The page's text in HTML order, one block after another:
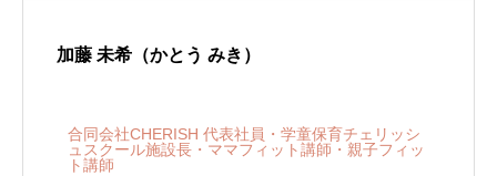
加藤 未希（かとう みき）
合同会社CHERISH 代表社員・学童保育チェリッシ
ュスクール施設長・ママフィット講師・親子フィッ
ト講師